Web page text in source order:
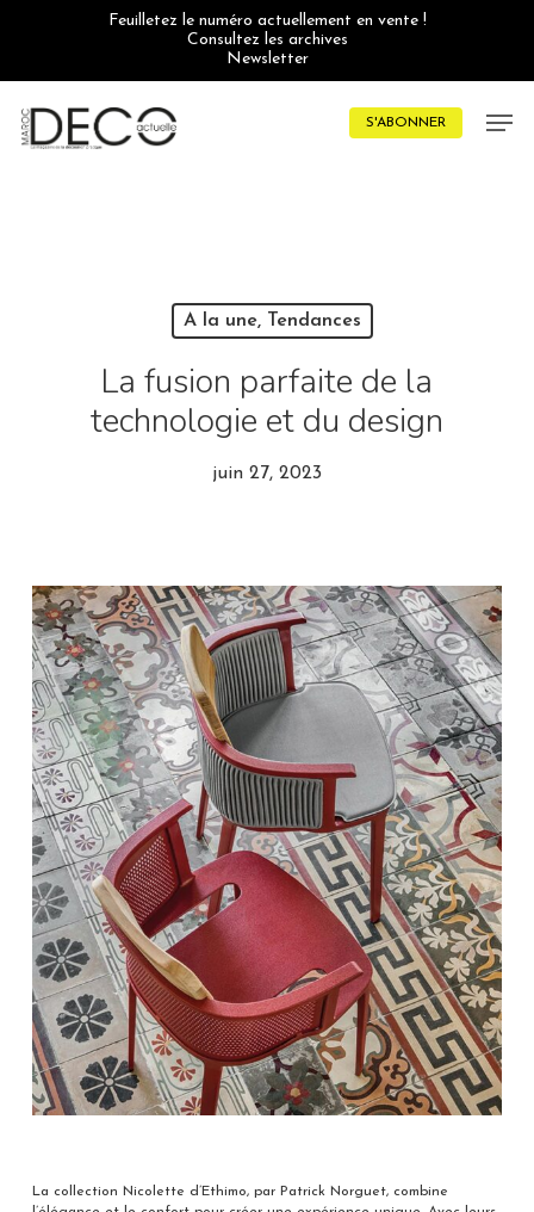
Feuilletez le numéro actuellement en vente !
Consultez les archives
Newsletter
S'ABONNER
A la une, Tendances
La fusion parfaite de la
technologie et du design
juin 27, 2023
La collection Nicolette d’Ethimo, par Patrick Norguet, combine